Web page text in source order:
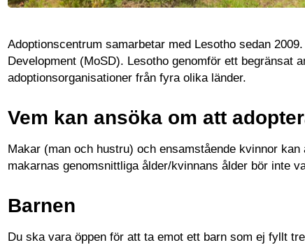
Adoptionscentrum samarbetar med Lesotho sedan
Development (MoSD). Lesotho genomför ett begränsat
adoptionsorganisationer från fyra olika länder.
Vem kan ansöka om att
Makar (man och hustru) och ensamstående kvinnor
makarnas genomsnittliga ålder/kvinnans ålder bör inte
Barnen
Du ska vara öppen för att ta emot ett barn som ej fyllt